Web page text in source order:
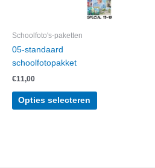
Schoolfoto's-paketten
05-standaard
schoolfotopakket
€11,00
Opties selecteren